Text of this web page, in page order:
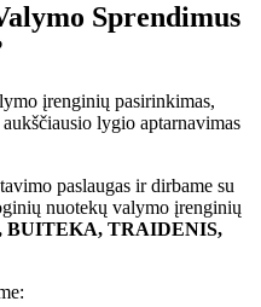
Sprendimus
įrenginių pasirinkimas,
lygio aptarnavimas
paslaugas ir dirbame su
nuotekų valymo įrenginių
BUITEKA, TRAIDENIS,